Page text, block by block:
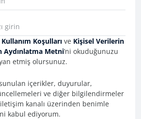
Kullanım Koşulları ve Kişisel Verilerin
Aydınlatma Metni’ni okuduğunuzu
etmiş olursunuz.
içerikler, duyurular,
ve diğer bilgilendirmeler
kanalı üzerinden benimle
kabul ediyorum.